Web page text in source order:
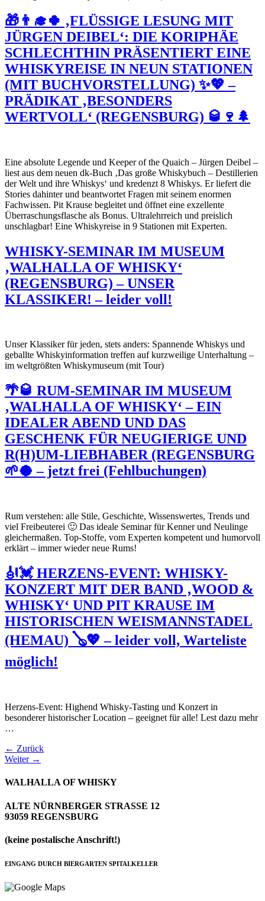
🎁👨‍🎓🍀 ‚FLÜSSIGE LESUNG MIT
JÜRGEN DEIBEL‘: DIE KORIPHÄE
SCHLECHTHIN PRÄSENTIERT EINE
WHISKYREISE IN NEUN STATIONEN
(MIT BUCHVORSTELLUNG) ✨💖 –
PRÄDIKAT ‚BESONDERS
WERTVOLL‘ (REGENSBURG) 🥃🍷🌲
Eine absolute Legende und Keeper of the Quaich – Jürgen Deibel –
liest aus dem neuen dk-Buch ‚Das große Whiskybuch – Destillerien
der Welt und ihre Whiskys‘ und kredenzt 8 Whiskys. Er liefert die
Stories dahinter und beantwortet Fragen mit seinem enormen
Fachwissen. Pit Krause begleitet und öffnet eine exzellente
Überraschungsflasche als Bonus. Ultralehrreich und preislich
unschlagbar! Eine Whiskyreise in 9 Stationen mit Experten.
WHISKY-SEMINAR IM MUSEUM
‚WALHALLA OF WHISKY‘
(REGENSBURG) – UNSER
KLASSIKER! – leider voll!
Unser Klassiker für jeden, stets anders: Spannende Whiskys und
geballte Whiskyinformation treffen auf kurzweilige Unterhaltung –
im weltgrößten Whiskymuseum (mit Tour)
🌴🥃 RUM-SEMINAR IM MUSEUM
‚WALHALLA OF WHISKY‘ – EIN
IDEALER ABEND UND DAS
GESCHENK FÜR NEUGIERIGE UND
R(H)UM-LIEBHABER (REGENSBURG
🌱🥥 – jetzt frei (Fehlbuchungen)
Rum verstehen: alle Stile, Geschichte, Wissenswertes, Trends und
viel Freibeuterei 🙂 Das ideale Seminar für Kenner und Neulinge
gleichermaßen. Top-Stoffe, vom Experten kompetent und humorvoll
erklärt – immer wieder neue Rums!
🎻💓 HERZENS-EVENT: WHISKY-
KONZERT MIT DER BAND ‚WOOD &
WHISKY‘ UND PIT KRAUSE IM
HISTORISCHEN WEISMANNSTADEL
(HEMAU) 🪕💖 – leider voll, Warteliste
möglich!
Herzens-Event: Highend Whisky-Tasting und Konzert in
besonderer historischer Location – geeignet für alle! Lest dazu mehr
…
← Zurück
Weiter →
WALHALLA OF WHISKY
ALTE NÜRNBERGER STRASSE 12
93059 REGENSBURG
(keine postalische Anschrift!)
EINGANG DURCH BIERGARTEN SPITALKELLER